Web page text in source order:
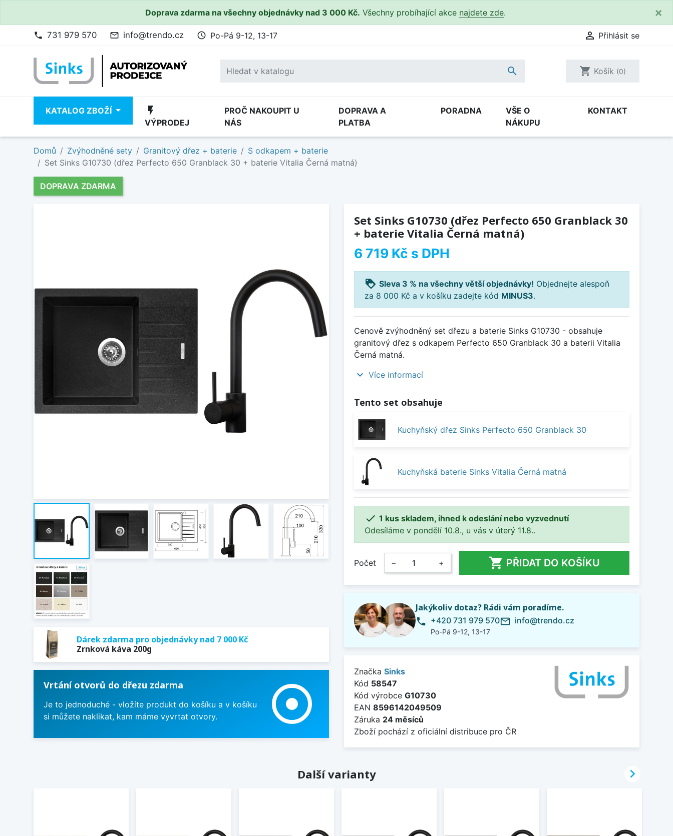
Doprava zdarma na všechny objednávky nad 3 000 Kč. Všechny probíhající akce najdete zde. ×
phone 731 979 570 mail_outline info@trendo.cz access_time Po-Pá 9-12, 13-17  Přihlásit se
 shopping_cart Košík (0)
KATALOG ZBOŽÍ flash_on
VÝPRODEJ
PROČ NAKOUPIT U
NÁS
DOPRAVA A
PLATBA
PORADNA
VŠE O
NÁKUPU
KONTAKT
Domů Zvýhodněné sety Granitový dřez + baterie
S odkapem + baterie
Set Sinks G10730 (dřez Perfecto 650 Granblack 30 + baterie Vitalia Černá matná)
DOPRAVA ZDARMA
Dárek zdarma pro objednávky nad 7 000 Kč
Zrnková káva 200g
Vrtání otvorů do dřezu zdarma
Je to jednoduché - vložíte produkt do košíku a v košíku
si můžete naklikat, kam máme vyvrtat otvory.
adjust
Set Sinks G10730 (dřez Perfecto 650 Granblack 30
+ baterie Vitalia Černá matná)
6 719 Kč s DPH
loyalty Sleva 3 % na všechny větší objednávky! Objednejte alespoň
za 8 000 Kč a v košíku zadejte kód MINUS3.
Cenově zvýhodněný set dřezu a baterie Sinks G10730 - obsahuje
granitový dřez s odkapem Perfecto 650 Granblack 30 a baterii Vitalia
Černá matná.
expand_more Více informací
Tento set obsahuje
Kuchyňský dřez Sinks Perfecto 650 Granblack 30
Kuchyňská baterie Sinks Vitalia Černá matná
 1 kus skladem, ihned k odeslání nebo vyzvednutí
Odesíláme v pondělí 10.8., u vás v úterý 11.8..
Počet − +  PŘIDAT DO KOŠÍKU
Jakýkoliv dotaz? Rádi vám poradíme.
phone +420 731 979 570
Po-Pá 9-12, 13-17
mail_outline info@trendo.cz
Značka Sinks
Kód 58547
Kód výrobce G10730
EAN 8596142049509
Záruka 24 měsíců
Zboží pochází z oficiální distribuce pro ČR
Další varianty 